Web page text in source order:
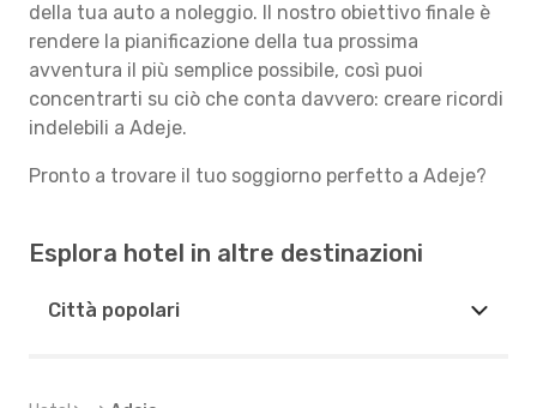
della tua auto a noleggio. Il nostro obiettivo finale è
rendere la pianificazione della tua prossima
avventura il più semplice possibile, così puoi
concentrarti su ciò che conta davvero: creare ricordi
indelebili a Adeje.
Pronto a trovare il tuo soggiorno perfetto a Adeje?
Esplora hotel in altre destinazioni
Città popolari